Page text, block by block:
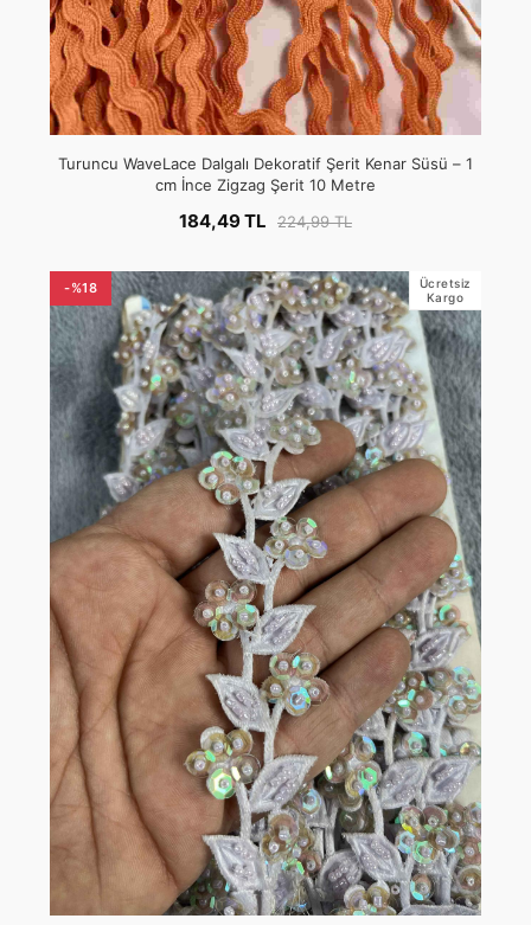
Turuncu WaveLace Dalgalı Dekoratif Şerit Kenar Süsü – 1
cm İnce Zigzag Şerit 10 Metre
184,49 TL 224,99 TL
-%18
Ücretsiz
Kargo